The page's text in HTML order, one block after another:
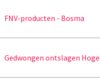
FNV-producten - Bosma
Gedwongen ontslagen